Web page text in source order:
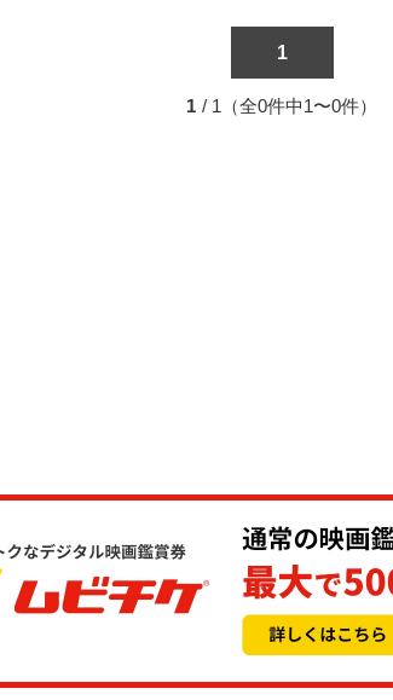
1
1 / 1（全0件中1〜0件）